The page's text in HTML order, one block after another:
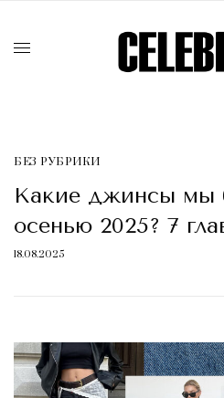
БЕЗ РУБРИКИ
Какие джинсы мы
осенью 2025? 7
18.08.2025